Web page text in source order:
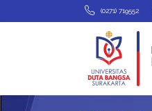
(0271) 719552